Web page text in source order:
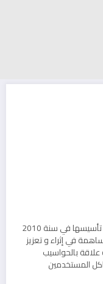
مدونة تقنية يوجد مقرها في المغرب, و قد تم تأسيسها في سنة 2010
في إثراء و تعزيز
بالحواسيب
المستخدمين